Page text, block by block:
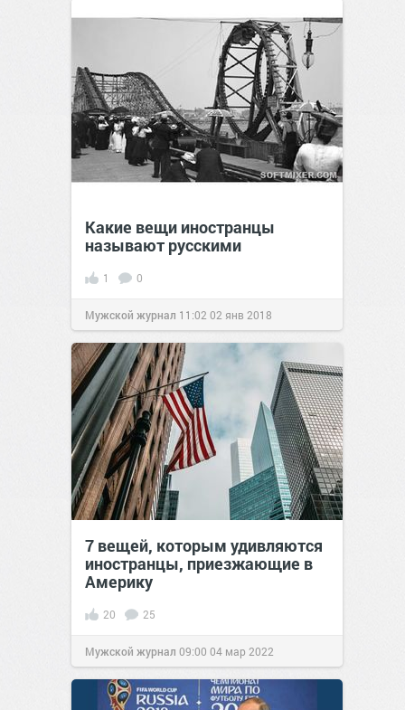
Какие вещи иностранцы
называют русскими
1 0
Мужской журнал 11:02 02 янв 2018
7 вещей, которым удивляются
иностранцы, приезжающие в
Америку
20 25
Мужской журнал 09:00 04 мар 2022